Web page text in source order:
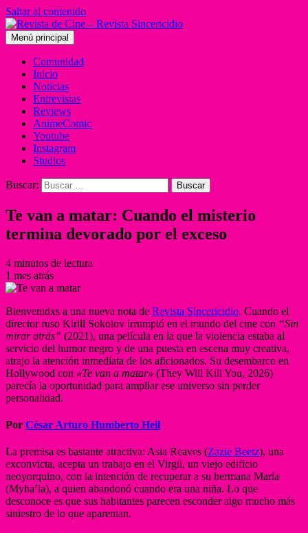
Saltar al contenido
Menú principal
Comunidad
Inicio
Noticias
Entrevistas
Reviews
AnimeComic
Youtube
Instagram
Studios
Buscar:
Te van a matar: Cuando el misterio
termina devorado por el exceso
4 minutos de lectura
1 mes atrás
Bienvenidxs a una nueva nota de Revista Sincericidio. Cuando el
director ruso Kirill Sokolov irrumpió en el mundo del cine con “Sin
mirar atrás” (2021), una película en la que la violencia estaba al
servicio del humor negro y de una puesta en escena muy creativa,
atrajo la atención inmediata de los aficionados. Su desembarco en
Hollywood con «Te van a matar» (They Will Kill You, 2026)
parecía la oportunidad para ampliar ese universo sin perder
personalidad.
Por César Arturo Humberto Heil
La premisa es bastante atractiva: Asia Reaves (Zazie Beetz), una
exconvicta, acepta un trabajo en el Virgil, un viejo edificio
neoyorquino, con la intención de recuperar a su hermana María
(Myha’la), a quien abandonó cuando era una niña. Lo que
desconoce es que sus habitantes parecen esconder algo mucho más
siniestro de lo que aparentan.